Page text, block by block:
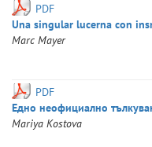
PDF
Una singular lucerna con
Marc Mayer
PDF
Едно неофициално
Mariya Kostova